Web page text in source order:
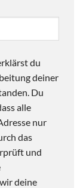
du
deiner
Du
alle
nur
das
und
deine